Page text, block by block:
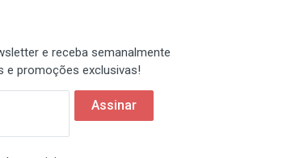
e receba semanalmente
e promoções exclusivas!
Assinar